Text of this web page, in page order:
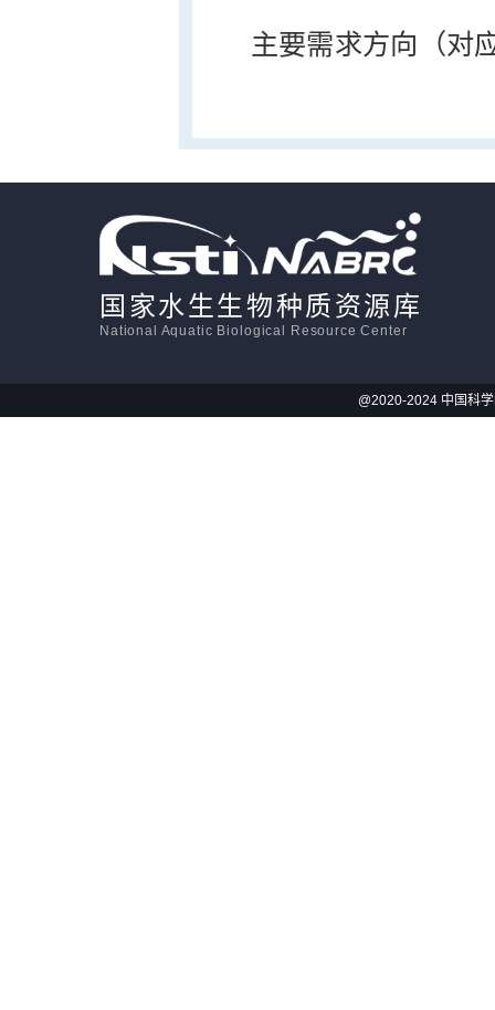
主要需求方向（对
国家水生生物种质资源库
National Aquatic Biological Resource Center
@2020-2024 中国科